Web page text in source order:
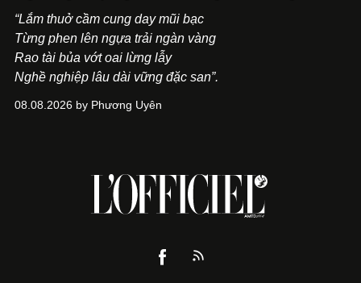
“Lắm thuở cầm cung day mũi bạc
Từng phen lên ngựa trải ngàn vàng
Rao tài bủa vớt oai lừng lẫy
Nghề nghiệp lâu dài vững đặc san”.
08.08.2026 by Phương Uyên